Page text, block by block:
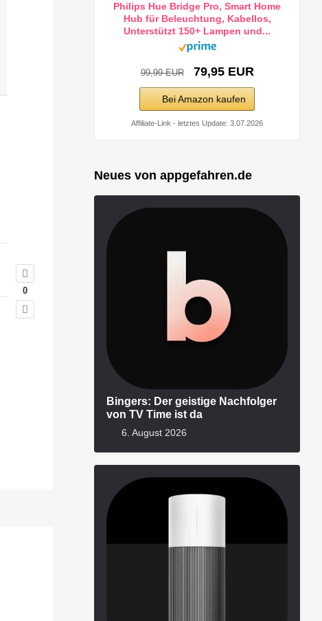
0
Philips Hue Bridge Pro, Smart Home
Hub für Beleuchtung, Kabellos,
Unterstützt 150+ Lampen und...
99,99 EUR 79,95 EUR
Bei Amazon kaufen
Affiliate-Link - letztes Update: 3.07.2026
Neues von appgefahren.de
Bingers: Der geistige Nachfolger
von TV Time ist da
6. August 2026